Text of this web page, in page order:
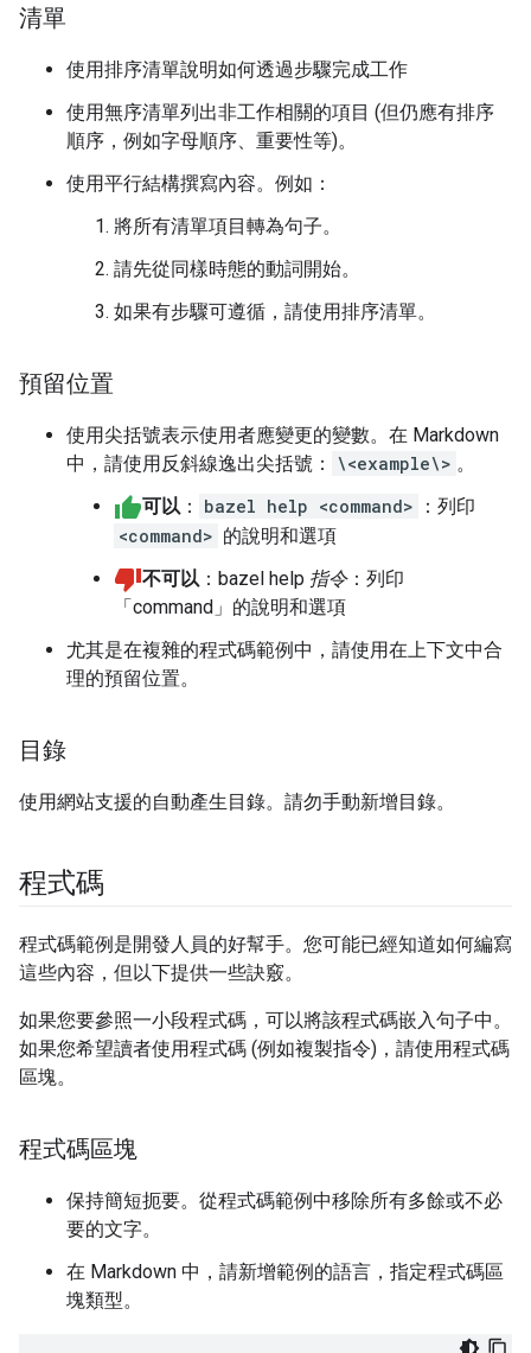
清單
使用排序清單說明如何透過步驟完成工作
使用無序清單列出非工作相關的項目 (但仍應有排序
順序，例如字母順序、重要性等)。
使用平行結構撰寫內容。例如：
將所有清單項目轉為句子。
請先從同樣時態的動詞開始。
如果有步驟可遵循，請使用排序清單。
預留位置
使用尖括號表示使用者應變更的變數。在 Markdown
中，請使用反斜線逸出尖括號：
\<example\> 。
可以 ： bazel help <command>
：列印
<command> 的說明和選項
不可以 ：bazel help 指令：列印
「command」的說明和選項
尤其是在複雜的程式碼範例中，請使用在上下文中合
理的預留位置。
目錄
使用網站支援的自動產生目錄。請勿手動新增目錄。
程式碼
程式碼範例是開發人員的好幫手。您可能已經知道如何編寫
這些內容，但以下提供一些訣竅。
如果您要參照一小段程式碼，可以將該程式碼嵌入句子中。
如果您希望讀者使用程式碼 (例如複製指令)，請使用程式碼
區塊。
程式碼區塊
保持簡短扼要。從程式碼範例中移除所有多餘或不必
要的文字。
在 Markdown 中，請新增範例的語言，指定程式碼區
塊類型。